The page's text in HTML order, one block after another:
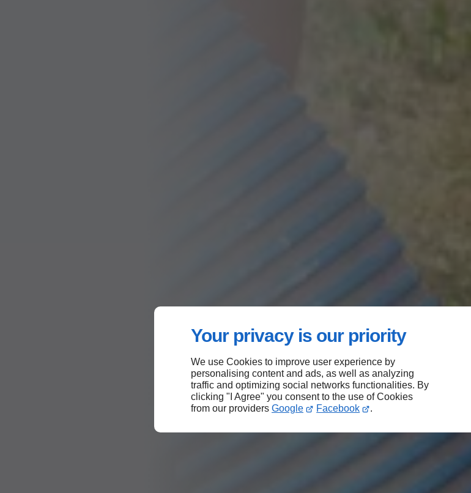
Your privacy is our priority
We use Cookies to improve user experience by
personalising content and ads, as well as analyzing
traffic and optimizing social networks functionalities. By
clicking "I Agree" you consent to the use of Cookies
from our providers Google Facebook .